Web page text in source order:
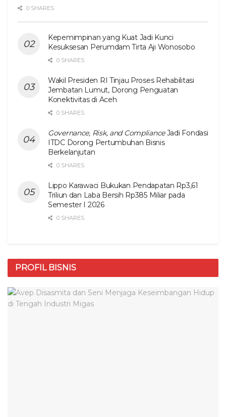
0 SHARES
Kepemimpinan yang Kuat Jadi Kunci
Kesuksesan Perumdam Tirta Aji Wonosobo
0 SHARES
Wakil Presiden RI Tinjau Proses Rehabilitasi
Jembatan Lumut, Dorong Penguatan
Konektivitas di Aceh
0 SHARES
Governance, Risk, and ComplianceJadi Fondasi
ITDC Dorong Pertumbuhan Bisnis
Berkelanjutan
0 SHARES
Lippo Karawaci Bukukan Pendapatan Rp3,61
Triliun dan Laba Bersih Rp385 Miliar pada
Semester I 2026
0 SHARES
PROFIL BISNIS